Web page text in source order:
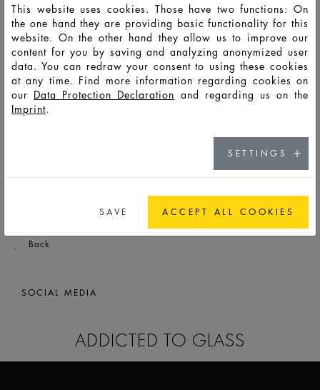
ADRESSE
Hochschule Hof
Alfons-Goppel-Platz 1
95028 Hof
Back
SOCIAL MEDIA
ADDICTED TO GLASS
This website uses cookies. Those have two functions: On
the one hand they are providing basic functionality for this
website. On the other hand they allow us to improve our
content for you by saving and analyzing anonymized user
data. You can redraw your consent to using these cookies
at any time. Find more information regarding cookies on
our Data Protection Declaration and regarding us on the
Imprint.
SETTINGS
SAVE ACCEPT ALL COOKIES